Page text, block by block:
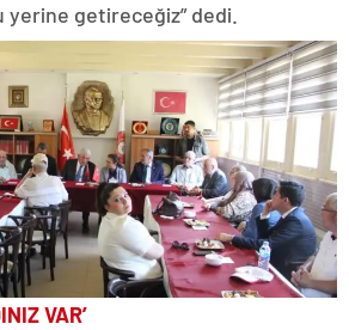
getireceğiz” dedi.
VAR’